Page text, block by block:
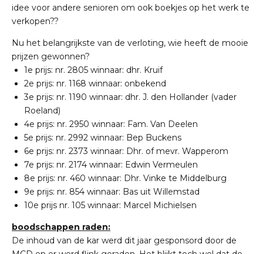
idee voor andere senioren om ook boekjes op het werk te
verkopen??
Nu het belangrijkste van de verloting, wie heeft de mooie
prijzen gewonnen?
1e prijs: nr. 2805 winnaar: dhr. Kruif
2e prijs: nr. 1168 winnaar: onbekend
3e prijs: nr. 1190 winnaar: dhr. J. den Hollander (vader
Roeland)
4e prijs: nr. 2950 winnaar: Fam. Van Deelen
5e prijs: nr. 2992 winnaar: Bep Buckens
6e prijs: nr. 2373 winnaar: Dhr. of mevr. Wapperom
7e prijs: nr. 2174 winnaar: Edwin Vermeulen
8e prijs: nr. 460 winnaar: Dhr. Vinke te Middelburg
9e prijs: nr. 854 winnaar: Bas uit Willemstad
10e prijs nr. 105 winnaar: Marcel Michielsen
boodschappen raden:
De inhoud van de kar werd dit jaar gesponsord door de